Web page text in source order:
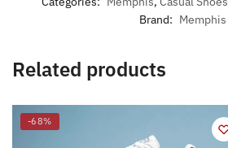
Brand: Memphis
Related products
-68%